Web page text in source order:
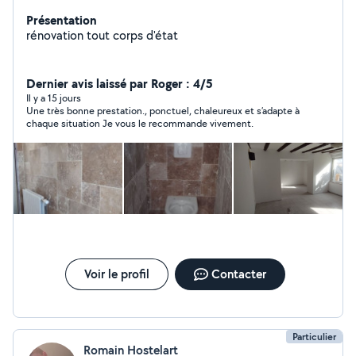
Présentation
rénovation tout corps d'état
Dernier avis laissé par Roger : 4/5
Il y a 15 jours
Une très bonne prestation., ponctuel, chaleureux et s’adapte à
chaque situation Je vous le recommande vivement.
Voir le profil Contacter
Particulier
Romain Hostelart